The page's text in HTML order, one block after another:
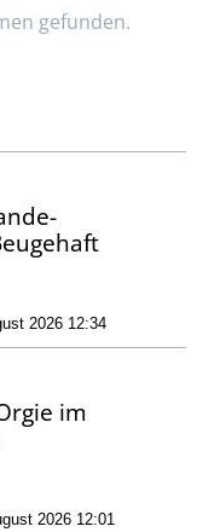
gefunden.
2026 12:34
im
2026 12:01